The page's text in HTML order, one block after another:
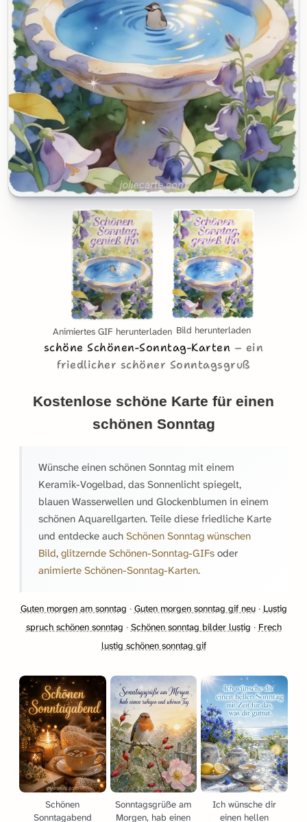
Animiertes GIF herunterladen Bild herunterladen
schöne Schönen-Sonntag-Karten
ein
friedlicher schöner Sonntagsgruß
Kostenlose schöne Karte für einen
schönen Sonntag
Wünsche einen schönen Sonntag mit einem
Keramik-Vogelbad, das Sonnenlicht spiegelt,
blauen Wasserwellen und Glockenblumen in einem
schönen Aquarellgarten. Teile diese friedliche Karte
und entdecke auch Schönen Sonntag wünschen
Bild, glitzernde Schönen-Sonntag-GIFs oder
animierte Schönen-Sonntag-Karten.
Guten morgen am sonntag · Guten morgen sonntag gif neu· Lustig
spruch schönen sonntag · Schönen sonntag bilder lustig · Frech
lustig schönen sonntag gif
Schönen
Sonntagabend
Sonntagsgrüße am
Morgen, hab einen
Ich wünsche dir
einen hellen